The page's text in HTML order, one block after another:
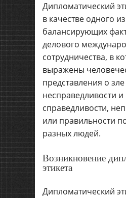
Дипломатический
в качестве одного
балансирующих
делового
сотрудничества, в
выражены
представления о
несправедливости и
справедливости,
или правильности
разных людей.
Возникновение
этикета
Дипломатический